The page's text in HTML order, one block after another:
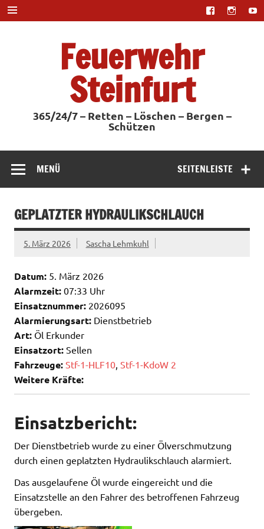
Zum
Inhalt
springen
Feuerwehr
Steinfurt
365/24/7 – Retten – Löschen – Bergen –
Schützen
SEITENLEISTE
MENÜ
GEPLATZTER HYDRAULIKSCHLAUCH
5. März 2026 Sascha Lehmkuhl
Datum: 5. März 2026
Alarmzeit: 07:33 Uhr
Einsatznummer: 2026095
Alarmierungsart: Dienstbetrieb
Art: Öl Erkunder
Einsatzort: Sellen
Fahrzeuge: Stf-1-HLF10 Stf-1-KdoW 2
Weitere Kräfte:
Einsatzbericht:
Der Dienstbetrieb wurde zu einer Ölverschmutzung
durch einen geplatzten Hydraulikschlauch alarmiert.
Das ausgelaufene Öl wurde eingereicht und die
Einsatzstelle an den Fahrer des betroffenen Fahrzeug
übergeben.